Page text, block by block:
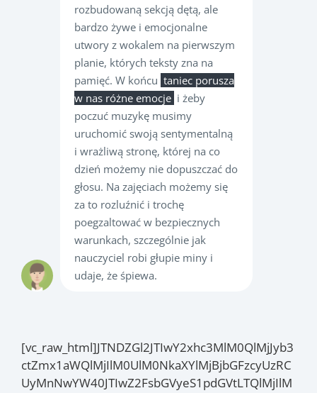
rozbudowaną sekcją dętą, ale
bardzo żywe i emocjonalne
utwory z wokalem na pierwszym
planie, których teksty zna na
pamięć. W końcu taniec porusza
w nas różne emocje i żeby
poczuć muzykę musimy
uruchomić swoją sentymentalną
i wrażliwą stronę, której na co
dzień możemy nie dopuszczać do
głosu. Na zajęciach możemy się
za to rozluźnić i trochę
poegzaltować w bezpiecznych
warunkach, szczególnie jak
nauczyciel robi głupie miny i
udaje, że śpiewa.
[vc_raw_html]JTNDZGl2JTIwY2xhc3MlM0QlMjJyb3
ctZmx1aWQlMjIlM0UlM0NkaXYlMjBjbGFzcyUzRC
UyMnNwYW40JTIwZ2FsbGVyeS1pdGVtLTQlMjIlM